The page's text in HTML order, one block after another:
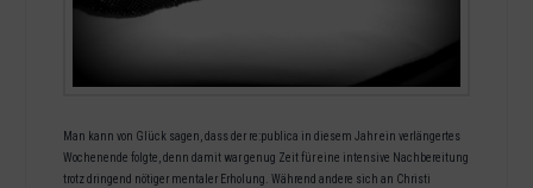
Man kann von Glück sagen, dass der re:publica in diesem Jahr ein verlängertes
Wochenende folgte, denn damit war genug Zeit für eine intensive Nachbereitung
trotz dringend nötiger mentaler Erholung. Während andere sich an Christi